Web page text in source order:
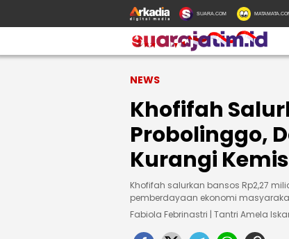
SUARA.COM
NEWS
Khofifah
Probolinggo,
Kurangi
Khofifah salurkan bansos Rp2,27
pemberdayaan ekonomi
Fabiola Febrinastri | Tantri Amela